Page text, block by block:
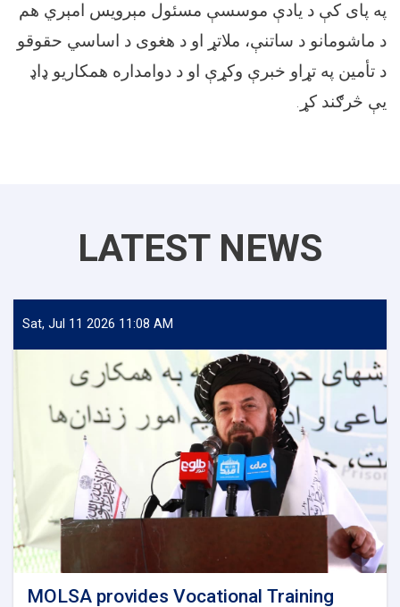
په پای کې د یادې موسسې مسئول مېرویس امېري هم
د ماشومانو د ساتنې، ملاتړ او د هغوی د اساسي حقوقو
د تأمین په تړاو خبرې وکړې او د دوامداره همکاریو ډاډ
یې څرګند کړ .
LATEST NEWS
Sat, Jul 11 2026 11:08 AM
MOLSA provides Vocational Training